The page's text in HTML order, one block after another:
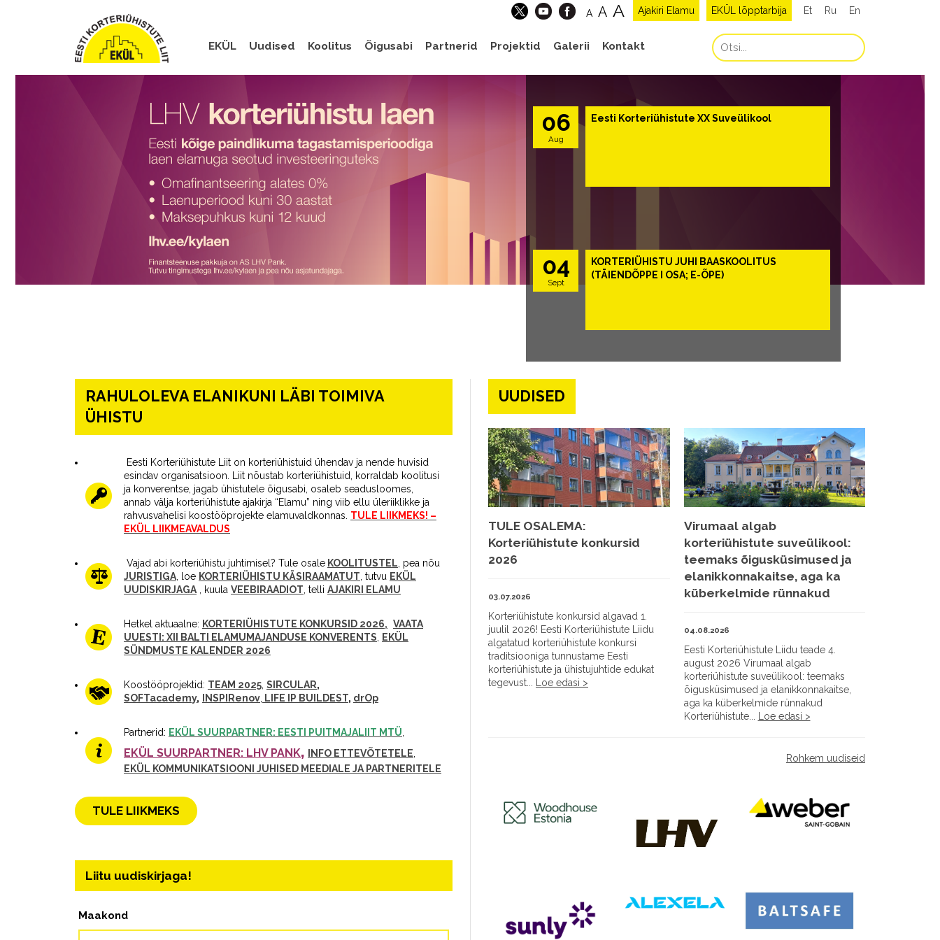
Et Ru En
EKÜL lõpptarbija
Ajakiri Elamu
A A A
EKÜL Uudised Koolitus Õigusabi Partnerid Projektid Galerii Kontakt
06
Aug
Eesti Korteriühistute XX Suveülikool
04
Sept
KORTERIÜHISTU JUHI BAASKOOLITUS
(TÄIENDÕPPE I OSA; E-ÕPE)
RAHULOLEVA ELANIKUNI LÄBI TOIMIVA
ÜHISTU
Eesti Korteriühistute Liit on korteriühistuid ühendav ja nende huvisid
esindav organisatsioon. Liit nõustab korteriühistuid, korraldab koolitusi
ja konverentse, jagab ühistutele õigusabi, osaleb seadusloomes,
annab välja korteriühistute ajakirja “Elamu” ning viib ellu üleriiklikke ja
rahvusvahelisi koostööprojekte elamuvaldkonnas. TULE LIIKMEKS! –
EKÜL LIIKMEAVALDUS
Vajad abi korteriühistu juhtimisel? Tule osale KOOLITUSTEL , pea nõu
JURISTIGA , loe KORTERIÜHISTU KÄSIRAAMATUT , tutvu EKÜL
UUDISKIRJAGA , kuula VEEBIRAADIOT , telli AJAKIRI ELAMU
Hetkel aktuaalne: KORTERIÜHISTUTE KONKURSID 2026, VAATA
UUESTI: XII BALTI ELAMUMAJANDUSE KONVERENTS EKÜL
SÜNDMUSTE KALENDER 2026
Koostööprojektid: TEAM 2025 SIRCULAR,
SOFTacademy, INSPIRenov LIFE IP BUILDEST, drOp
Partnerid: EKÜL SUURPARTNER: EESTI PUITMAJALIIT MTÜ
EKÜL SUURPARTNER: LHV PANK, INFO ETTEVÕTETELE
EKÜL KOMMUNIKATSIOONI JUHISED MEEDIALE JA PARTNERITELE
TULE LIIKMEKS
Liitu uudiskirjaga!
Maakond
UUDISED
TULE OSALEMA:
Korteriühistute konkursid
2026
03.07.2026
Korteriühistute konkursid algavad 1.
juulil 2026! Eesti Korteriühistute Liidu
algatatud korteriühistute konkursi
traditsiooniga tunnustame Eesti
korteriühistute ja ühistujuhtide edukat
tegevust...
Loe edasi >
Virumaal algab
korteriühistute suveülikool:
teemaks õigusküsimused ja
elanikkonnakaitse, aga ka
küberkelmide rünnakud
04.08.2026
Eesti Korteriühistute Liidu teade 4.
august 2026 Virumaal algab
korteriühistute suveülikool: teemaks
õigusküsimused ja elanikkonnakaitse,
aga ka küberkelmide rünnakud
Korteriühistute...
Loe edasi >
Rohkem uudiseid